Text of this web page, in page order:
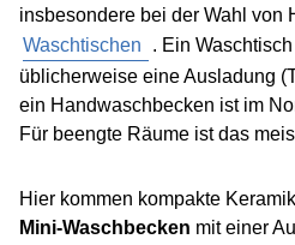
insbesondere bei der Wahl von
Waschtischen
. Ein
üblicherweise eine Ausladung
ein Handwaschbecken ist im
Für beengte Räume ist das
Hier kommen kompakte
Mini-Waschbecken mit einer